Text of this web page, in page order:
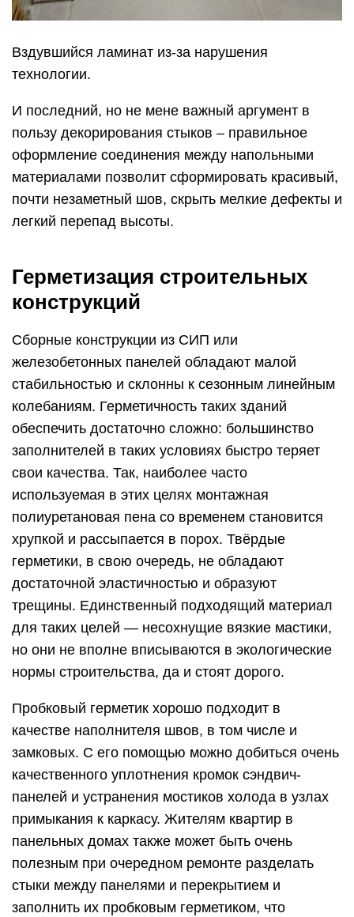
Вздувшийся ламинат из-за нарушения
технологии.
И последний, но не мене важный аргумент в
пользу декорирования стыков – правильное
оформление соединения между напольными
материалами позволит сформировать красивый,
почти незаметный шов, скрыть мелкие дефекты и
легкий перепад высоты.
Герметизация строительных
конструкций
Сборные конструкции из СИП или
железобетонных панелей обладают малой
стабильностью и склонны к сезонным линейным
колебаниям. Герметичность таких зданий
обеспечить достаточно сложно: большинство
заполнителей в таких условиях быстро теряет
свои качества. Так, наиболее часто
используемая в этих целях монтажная
полиуретановая пена со временем становится
хрупкой и рассыпается в порох. Твёрдые
герметики, в свою очередь, не обладают
достаточной эластичностью и образуют
трещины. Единственный подходящий материал
для таких целей — несохнущие вязкие мастики,
но они не вполне вписываются в экологические
нормы строительства, да и стоят дорого.
Пробковый герметик хорошо подходит в
качестве наполнителя швов, в том числе и
замковых. С его помощью можно добиться очень
качественного уплотнения кромок сэндвич-
панелей и устранения мостиков холода в узлах
примыкания к каркасу. Жителям квартир в
панельных домах также может быть очень
полезным при очередном ремонте разделать
стыки между панелями и перекрытием и
заполнить их пробковым герметиком, что